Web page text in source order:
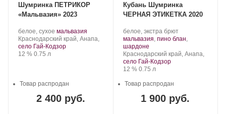
Шумринка ПЕТРИКОР
«Мальвазия» 2023
Производитель:
Шумринка.
белое, сухое .
Сорт
винограда:
мальвазия
Регион:
Краснодарский край, Анапа,
село Гай-Кодзор
Крепость
12 %. Объем
0.75 л
2 400 руб.
Товар распродан
Кубань Шумринка
ЧЕРНАЯ ЭТИКЕТКА 2020
Производитель:
Шумринка.
белое, экстра брют.
Сорт
мальвазия, пино блан,
шардоне.
Регион:
Краснодарский край, Анапа,
село Гай-Кодзор
Крепость
12 %. Объем
0.75 л
1 900 руб.
Товар распродан